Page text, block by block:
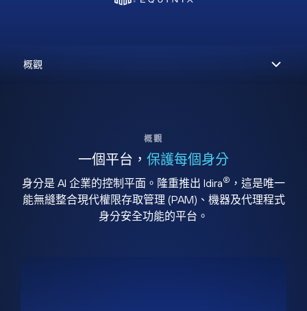
概觀
一個平台， 保護每個身分
身分是 AI 企業的控制平面。隆重推出 Idira® ，這是唯一
能無縫整合現代權限存取管理 (PAM)、機器及代理程式
身分安全功能的平台。